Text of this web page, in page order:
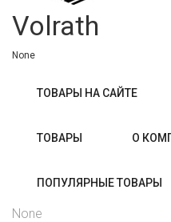
Volrath
None
ТОВАРЫ НА САЙТЕ
ТОВАРЫ О
ПОПУЛЯРНЫЕ ТОВАРЫ
None